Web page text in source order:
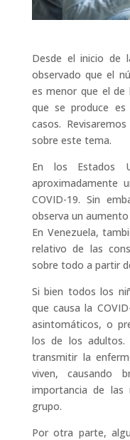
Desde el inicio de
observado que el
es menor que el de
que se produce
casos.
sobre este tema.
En los Estados
aproximadamente
COVID-19. Sin
observa un
En Venezuela,
relativo de las
sobre todo a partir
Si bien todos los
que causa la
asintomáticos, o
los de los adultos.
transmitir la
viven, causando
importancia de las
grupo.
Por otra parte,